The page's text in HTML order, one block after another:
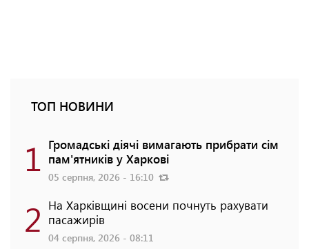
ТОП НОВИНИ
1 Громадські діячі вимагають прибрати сім
пам'ятників у Харкові
05 серпня, 2026 - 16:10
2 На Харківщині восени почнуть рахувати
пасажирів
04 серпня, 2026 - 08:11